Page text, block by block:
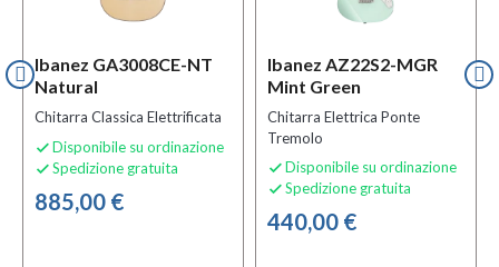
Ibanez GA3008CE-NT
Natural
Chitarra Classica Elettrificata
 Disponibile su ordinazione
 Spedizione gratuita
885,00 €
Ibanez AZ22S2-MGR
Mint Green
Chitarra Elettrica Ponte
Tremolo
 Disponibile su ordinazione
 Spedizione gratuita
440,00 €